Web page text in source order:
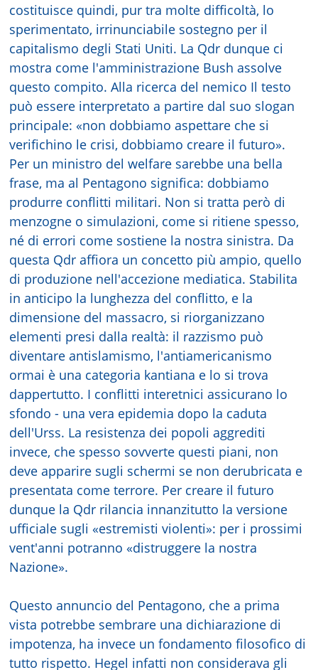
costituisce quindi, pur tra molte difficoltà, lo
sperimentato, irrinunciabile sostegno per il
capitalismo degli Stati Uniti. La Qdr dunque ci
mostra come l'amministrazione Bush assolve
questo compito. Alla ricerca del nemico Il testo
può essere interpretato a partire dal suo slogan
principale: «non dobbiamo aspettare che si
verifichino le crisi, dobbiamo creare il futuro».
Per un ministro del welfare sarebbe una bella
frase, ma al Pentagono significa: dobbiamo
produrre conflitti militari. Non si tratta però di
menzogne o simulazioni, come si ritiene spesso,
né di errori come sostiene la nostra sinistra. Da
questa Qdr affiora un concetto più ampio, quello
di produzione nell'accezione mediatica. Stabilita
in anticipo la lunghezza del conflitto, e la
dimensione del massacro, si riorganizzano
elementi presi dalla realtà: il razzismo può
diventare antislamismo, l'antiamericanismo
ormai è una categoria kantiana e lo si trova
dappertutto. I conflitti interetnici assicurano lo
sfondo - una vera epidemia dopo la caduta
dell'Urss. La resistenza dei popoli aggrediti
invece, che spesso sovverte questi piani, non
deve apparire sugli schermi se non derubricata e
presentata come terrore. Per creare il futuro
dunque la Qdr rilancia innanzitutto la versione
ufficiale sugli «estremisti violenti»: per i prossimi
vent'anni potranno «distruggere la nostra
Nazione».
Questo annuncio del Pentagono, che a prima
vista potrebbe sembrare una dichiarazione di
impotenza, ha invece un fondamento filosofico di
tutto rispetto. Hegel infatti non considerava gli